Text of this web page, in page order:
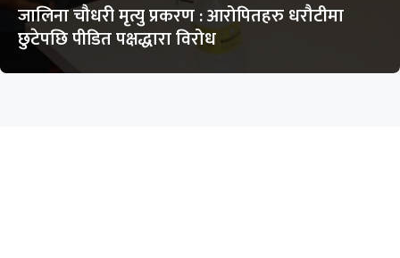
जालिना चौधरी मृत्यु प्रकरण : आरोपितहरु धरौटीमा
छुटेपछि पीडित पक्षद्धारा विरोध